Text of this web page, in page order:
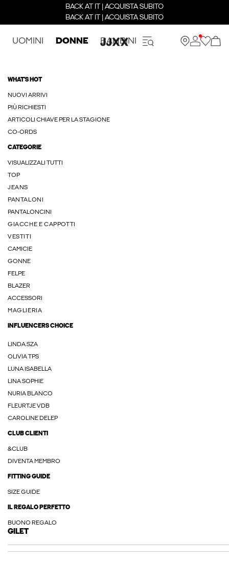
BACK AT IT | ACQUISTA SUBITO
BACK AT IT | ACQUISTA SUBITO
UOMINI DONNE BAMBINI
WHAT'S HOT
NUOVI ARRIVI
PIÙ RICHIESTI
ARTICOLI CHIAVE PER LA STAGIONE
CO-ORDS
CATEGORIE
VISUALIZZALI TUTTI
TOP
JEANS
PANTALONI
PANTALONCINI
GIACCHE E CAPPOTTI
VESTITI
CAMICIE
GONNE
FELPE
BLAZER
ACCESSORI
MAGLIERIA
INFLUENCERS CHOICE
LINDA.SZA
OLIVIA TPS
LUNA ISABELLA
LINA SOPHIE
NURIA BLANCO
FLEURTJE VDB
CAROLINE DELEP
CLUB CLIENTI
&CLUB
DIVENTA MEMBRO
FITTING GUIDE
SIZE GUIDE
IL REGALO PERFETTO
BUONO REGALO
GILET